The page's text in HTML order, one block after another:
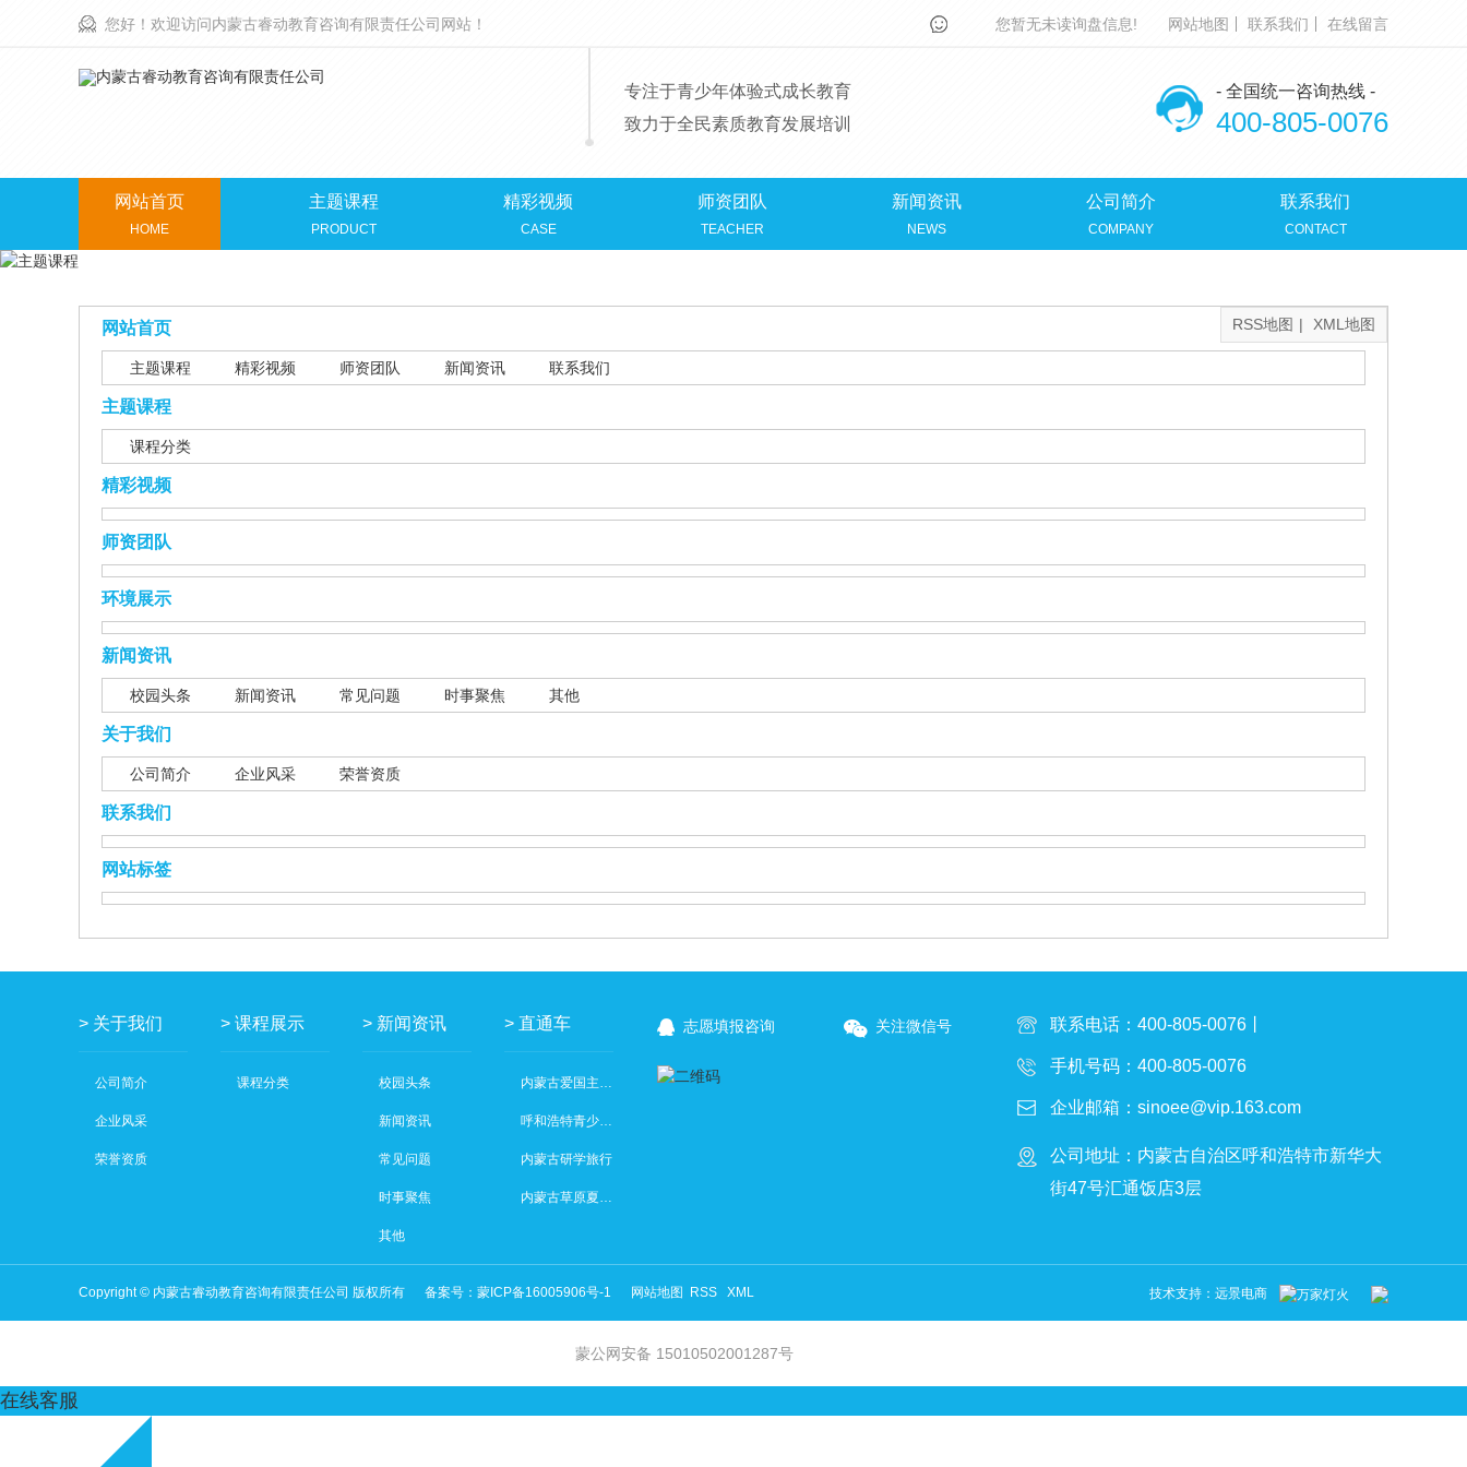
您好！欢迎访问内蒙古睿动教育咨询有限责任公司网站！ 网站地图 联系我们 在线留言
您暂无未读询盘信息!
专注于青少年体验式成长教育
致力于全民素质教育发展培训
- 全国统一咨询热线 -
400-805-0076
网站首页
HOME
主题课程
PRODUCT
精彩视频
CASE
师资团队
TEACHER
新闻资讯
NEWS
公司简介
COMPANY
联系我们
CONTACT
RSS地图 | XML地图
网站首页
主题课程 精彩视频 师资团队 新闻资讯 联系我们
主题课程
课程分类
精彩视频
师资团队
环境展示
新闻资讯
校园头条 新闻资讯 常见问题 时事聚焦 其他
关于我们
公司简介 企业风采 荣誉资质
联系我们
网站标签
> 关于我们
公司简介
企业风采
荣誉资质
> 课程展示
课程分类
> 新闻资讯
校园头条
新闻资讯
常见问题
时事聚焦
其他
> 直通车
内蒙古爱国主义教育
呼和浩特青少年社会实践
内蒙古研学旅行
内蒙古草原夏令营
志愿填报咨询 关注微信号 联系电话：400-805-0076丨
手机号码：400-805-0076
企业邮箱：sinoee@vip.163.com
公司地址：内蒙古自治区呼和浩特市新华大
街47号汇通饭店3层
Copyright © 内蒙古睿动教育咨询有限责任公司 版权所有 备案号： 蒙ICP备16005906号-1 网站地图 RSS XML 技术支持： 远景电商
蒙公网安备 15010502001287号
在线客服